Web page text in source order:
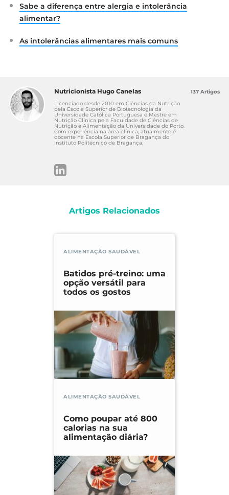
Sabe a diferença entre alergia e intolerância
alimentar?
As intolerâncias alimentares mais comuns
Nutricionista Hugo Canelas
Licenciado desde 2010 em Ciências da Nutrição
pela Escola Superior de Biotecnologia da
Universidade Católica Portuguesa e Mestre em
Nutrição Clínica pela Faculdade de Ciências de
Nutrição e Alimentação da Universidade do Porto.
Com experiência na área clínica, atualmente é
docente na Escola Superior de Bragança do
Instituto Politécnico de Bragança.
137 Artigos
Artigos Relacionados
ALIMENTAÇÃO SAUDÁVEL
Batidos pré-treino: uma
opção versátil para
todos os gostos
ALIMENTAÇÃO SAUDÁVEL
Como poupar até 800
calorias na sua
alimentação diária?